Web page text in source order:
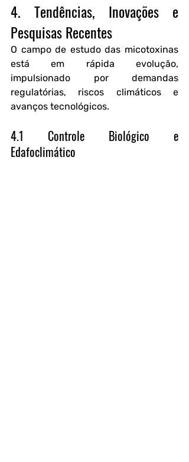
4. Tendências, Inovações e
Pesquisas Recentes
O campo de estudo das micotoxinas
está em rápida evolução,
impulsionado por demandas
regulatórias, riscos climáticos e
avanços tecnológicos.
4.1 Controle Biológico e
Edafoclimático